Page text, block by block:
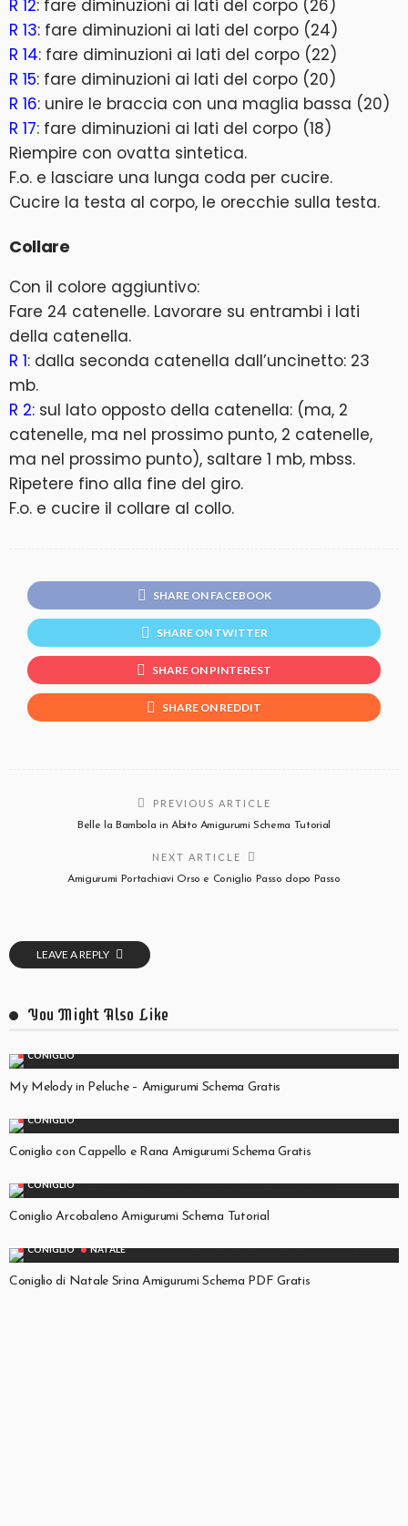
R 12: fare diminuzioni ai lati del corpo (26)
R 13: fare diminuzioni ai lati del corpo (24)
R 14: fare diminuzioni ai lati del corpo (22)
R 15: fare diminuzioni ai lati del corpo (20)
R 16: unire le braccia con una maglia bassa (20)
R 17: fare diminuzioni ai lati del corpo (18)
Riempire con ovatta sintetica.
F.o. e lasciare una lunga coda per cucire.
Cucire la testa al corpo, le orecchie sulla testa.
Collare
Con il colore aggiuntivo:
Fare 24 catenelle. Lavorare su entrambi i lati
della catenella.
R 1: dalla seconda catenella dall’uncinetto: 23
mb.
R 2: sul lato opposto della catenella: (ma, 2
catenelle, ma nel prossimo punto, 2 catenelle,
ma nel prossimo punto), saltare 1 mb, mbss.
Ripetere fino alla fine del giro.
F.o. e cucire il collare al collo.
SHARE ON FACEBOOK
SHARE ON TWITTER
SHARE ON PINTEREST
SHARE ON REDDIT
PREVIOUS ARTICLE
Belle la Bambola in Abito Amigurumi Schema Tutorial
NEXT ARTICLE
Amigurumi Portachiavi Orso e Coniglio Passo dopo Passo
LEAVE A REPLY
You Might Also Like
CONIGLIO
My Melody in Peluche – Amigurumi Schema Gratis
CONIGLIO
Coniglio con Cappello e Rana Amigurumi Schema Gratis
CONIGLIO
Coniglio Arcobaleno Amigurumi Schema Tutorial
CONIGLIO NATALE
Coniglio di Natale Srina Amigurumi Schema PDF Gratis